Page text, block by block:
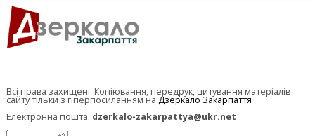
Всі права захищені. Копіювання, передрук, цитування матеріалів
сайту тільки з гіперпосиланням на Дзеркало Закарпаття
Електронна пошта: dzerkalo-zakarpattya@ukr.net